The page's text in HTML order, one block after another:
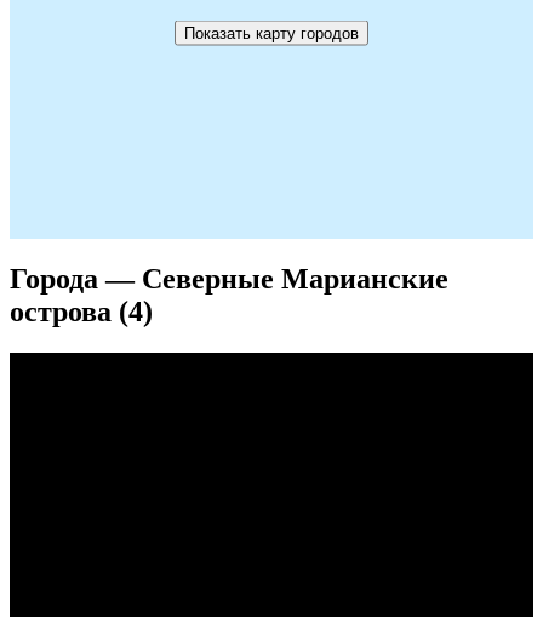
Показать карту городов
Города — Северные Марианские
острова (4)